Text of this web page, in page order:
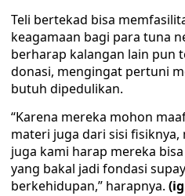
Teli bertekad bisa
keagamaan bagi para tuna
berharap kalangan lain pun
donasi, mengingat pertuni
butuh dipedulikan.
“Karena mereka mohon
materi juga dari sisi fisiknya,
juga kami harap mereka
yang bakal jadi fondasi
berkehidupan,” harapnya.